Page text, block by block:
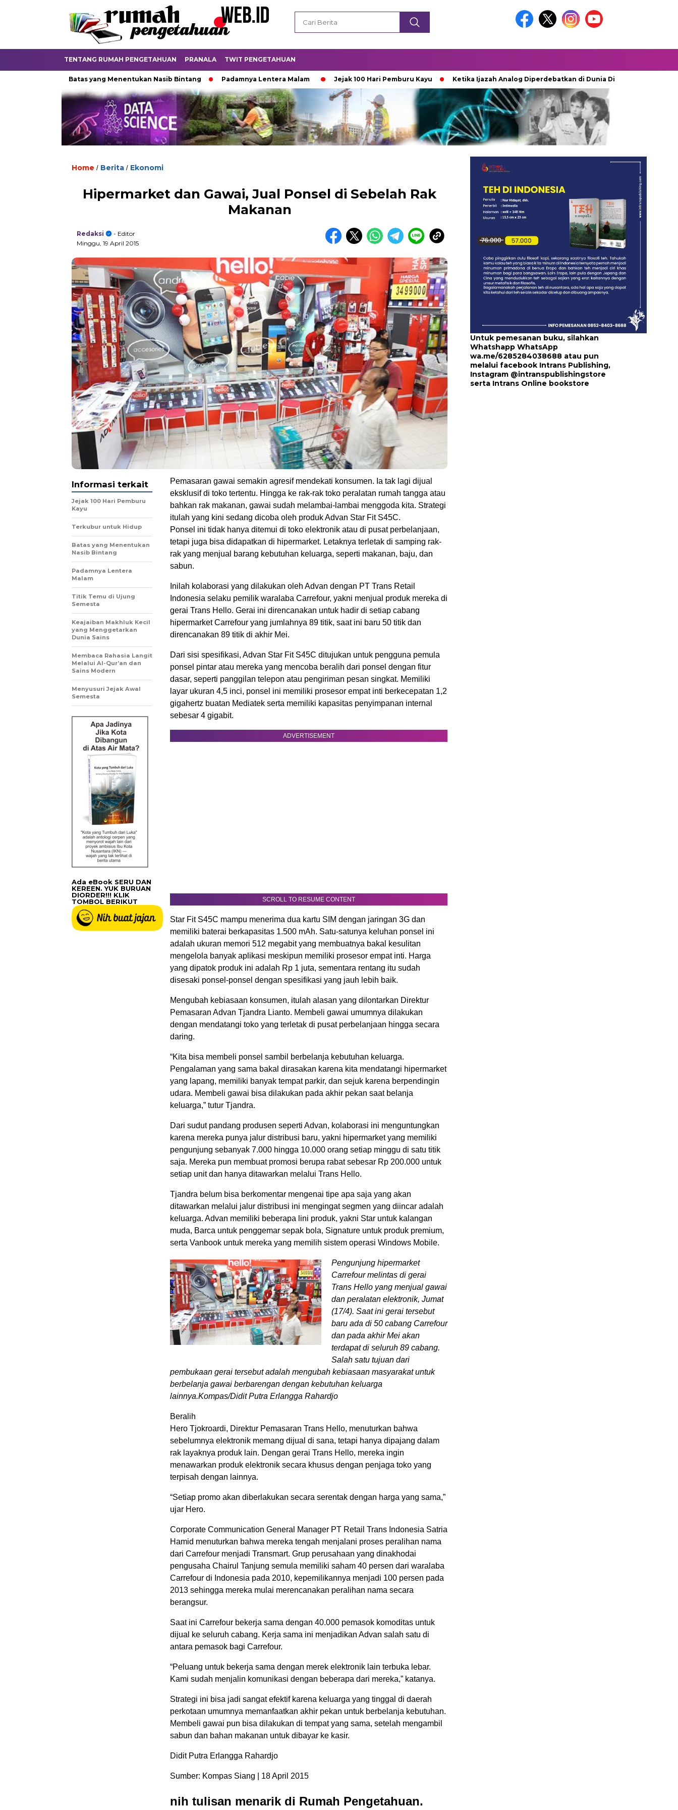
TENTANG RUMAH PENGETAHUAN PRANALA TWIT PENGETAHUAN
Batas yang Menentukan Nasib Bintang Padamnya Lentera Malam Jejak 100 Hari Pemburu Kayu Ketika Ijazah Analog Diperdebatkan di Dunia Digital
Home / Berita / Ekonomi
Hipermarket dan Gawai, Jual Ponsel di Sebelah Rak
Makanan
Redaksi
- Editor
Minggu, 19 April 2015
Pemasaran gawai semakin agresif mendekati konsumen. Ia tak lagi dijual
eksklusif di toko tertentu. Hingga ke rak-rak toko peralatan rumah tangga atau
bahkan rak makanan, gawai sudah melambai-lambai menggoda kita. Strategi
itulah yang kini sedang dicoba oleh produk Advan Star Fit S45C.
Ponsel ini tidak hanya ditemui di toko elektronik atau di pusat perbelanjaan,
tetapi juga bisa didapatkan di hipermarket. Letaknya terletak di samping rak-
rak yang menjual barang kebutuhan keluarga, seperti makanan, baju, dan
sabun.
Inilah kolaborasi yang dilakukan oleh Advan dengan PT Trans Retail
Indonesia selaku pemilik waralaba Carrefour, yakni menjual produk mereka di
gerai Trans Hello. Gerai ini direncanakan untuk hadir di setiap cabang
hipermarket Carrefour yang jumlahnya 89 titik, saat ini baru 50 titik dan
direncanakan 89 titik di akhir Mei.
Dari sisi spesifikasi, Advan Star Fit S45C ditujukan untuk pengguna pemula
ponsel pintar atau mereka yang mencoba beralih dari ponsel dengan fitur
dasar, seperti panggilan telepon atau pengiriman pesan singkat. Memiliki
layar ukuran 4,5 inci, ponsel ini memiliki prosesor empat inti berkecepatan 1,2
gigahertz buatan Mediatek serta memiliki kapasitas penyimpanan internal
sebesar 4 gigabit.
ADVERTISEMENT
SCROLL TO RESUME CONTENT
Star Fit S45C mampu menerima dua kartu SIM dengan jaringan 3G dan
memiliki baterai berkapasitas 1.500 mAh. Satu-satunya keluhan ponsel ini
adalah ukuran memori 512 megabit yang membuatnya bakal kesulitan
mengelola banyak aplikasi meskipun memiliki prosesor empat inti. Harga
yang dipatok produk ini adalah Rp 1 juta, sementara rentang itu sudah
disesaki ponsel-ponsel dengan spesifikasi yang jauh lebih baik.
Mengubah kebiasaan konsumen, itulah alasan yang dilontarkan Direktur
Pemasaran Advan Tjandra Lianto. Membeli gawai umumnya dilakukan
dengan mendatangi toko yang terletak di pusat perbelanjaan hingga secara
daring.
“Kita bisa membeli ponsel sambil berbelanja kebutuhan keluarga.
Pengalaman yang sama bakal dirasakan karena kita mendatangi hipermarket
yang lapang, memiliki banyak tempat parkir, dan sejuk karena berpendingin
udara. Membeli gawai bisa dilakukan pada akhir pekan saat belanja
keluarga,” tutur Tjandra.
Dari sudut pandang produsen seperti Advan, kolaborasi ini menguntungkan
karena mereka punya jalur distribusi baru, yakni hipermarket yang memiliki
pengunjung sebanyak 7.000 hingga 10.000 orang setiap minggu di satu titik
saja. Mereka pun membuat promosi berupa rabat sebesar Rp 200.000 untuk
setiap unit dan hanya ditawarkan melalui Trans Hello.
Tjandra belum bisa berkomentar mengenai tipe apa saja yang akan
ditawarkan melalui jalur distribusi ini mengingat segmen yang diincar adalah
keluarga. Advan memiliki beberapa lini produk, yakni Star untuk kalangan
muda, Barca untuk penggemar sepak bola, Signature untuk produk premium,
serta Vanbook untuk mereka yang memilih sistem operasi Windows Mobile.
Pengunjung hipermarket
Carrefour melintas di gerai
Trans Hello yang menjual gawai
dan peralatan elektronik, Jumat
(17/4). Saat ini gerai tersebut
baru ada di 50 cabang Carrefour
dan pada akhir Mei akan
terdapat di seluruh 89 cabang.
Salah satu tujuan dari
pembukaan gerai tersebut adalah mengubah kebiasaan masyarakat untuk
berbelanja gawai berbarengan dengan kebutuhan keluarga
lainnya.Kompas/Didit Putra Erlangga Rahardjo
Beralih
Hero Tjokroardi, Direktur Pemasaran Trans Hello, menuturkan bahwa
sebelumnya elektronik memang dijual di sana, tetapi hanya dipajang dalam
rak layaknya produk lain. Dengan gerai Trans Hello, mereka ingin
menawarkan produk elektronik secara khusus dengan penjaga toko yang
terpisah dengan lainnya.
“Setiap promo akan diberlakukan secara serentak dengan harga yang sama,”
ujar Hero.
Corporate Communication General Manager PT Retail Trans Indonesia Satria
Hamid menuturkan bahwa mereka tengah menjalani proses peralihan nama
dari Carrefour menjadi Transmart. Grup perusahaan yang dinakhodai
pengusaha Chairul Tanjung semula memiliki saham 40 persen dari waralaba
Carrefour di Indonesia pada 2010, kepemilikannya menjadi 100 persen pada
2013 sehingga mereka mulai merencanakan peralihan nama secara
berangsur.
Saat ini Carrefour bekerja sama dengan 40.000 pemasok komoditas untuk
dijual ke seluruh cabang. Kerja sama ini menjadikan Advan salah satu di
antara pemasok bagi Carrefour.
“Peluang untuk bekerja sama dengan merek elektronik lain terbuka lebar.
Kami sudah menjalin komunikasi dengan beberapa dari mereka,” katanya.
Strategi ini bisa jadi sangat efektif karena keluarga yang tinggal di daerah
perkotaan umumnya memanfaatkan akhir pekan untuk berbelanja kebutuhan.
Membeli gawai pun bisa dilakukan di tempat yang sama, setelah mengambil
sabun dan bahan makanan untuk dibayar ke kasir.
Didit Putra Erlangga Rahardjo
Sumber: Kompas Siang | 18 April 2015
nih tulisan menarik di Rumah Pengetahuan.
Informasi terkait
Jejak 100 Hari Pemburu
Kayu
Terkubur untuk Hidup
Batas yang Menentukan
Nasib Bintang
Padamnya Lentera
Malam
Titik Temu di Ujung
Semesta
Keajaiban Makhluk Kecil
yang Menggetarkan
Dunia Sains
Membaca Rahasia Langit
Melalui Al-Qur’an dan
Sains Modern
Menyusuri Jejak Awal
Semesta
Ada eBook SERU DAN
KEREEN. YUK BURUAN
DIORDER!!! KLIK
TOMBOL BERIKUT
Untuk pemesanan buku, silahkan
Whatshapp WhatsApp
wa.me/6285284038688 atau pun
melalui facebook Intrans Publishing,
Instagram @intranspublishingstore
serta Intrans Online bookstore